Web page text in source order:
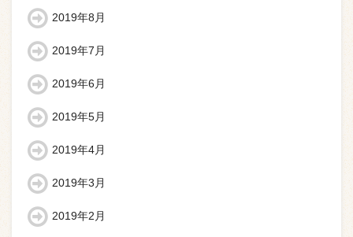
2019年8月
2019年7月
2019年6月
2019年5月
2019年4月
2019年3月
2019年2月